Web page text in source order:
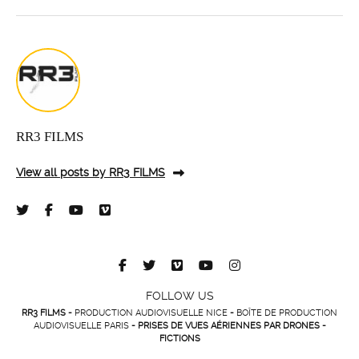
RR3 FILMS
View all posts by RR3 FILMS
FOLLOW US
RR3 FILMS - PRODUCTION AUDIOVISUELLE NICE - BOÎTE DE PRODUCTION
AUDIOVISUELLE PARIS- PRISES DE VUES AÉRIENNES PAR DRONES -
FICTIONS